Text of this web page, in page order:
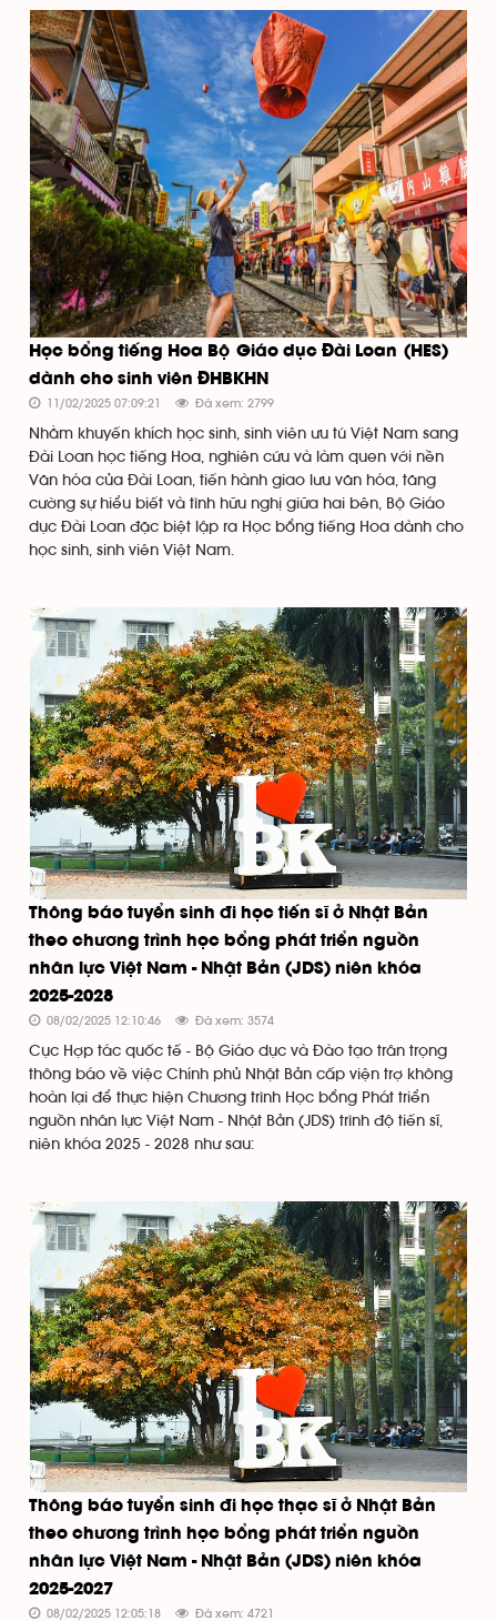
Học bổng tiếng Hoa Bộ Giáo dục Đài Loan (HES)
dành cho sinh viên ĐHBKHN
11/02/2025 07:09:21 Đã xem: 2799
Nhằm khuyến khích học sinh, sinh viên ưu tú Việt Nam sang
Đài Loan học tiếng Hoa, nghiên cứu và làm quen với nền
Văn hóa của Đài Loan, tiến hành giao lưu văn hóa, tăng
cường sự hiểu biết và tình hữu nghị giữa hai bên, Bộ Giáo
dục Đài Loan đặc biệt lập ra Học bổng tiếng Hoa dành cho
học sinh, sinh viên Việt Nam.
Thông báo tuyển sinh đi học tiến sĩ ở Nhật Bản
theo chương trình học bổng phát triển nguồn
nhân lực Việt Nam - Nhật Bản (JDS) niên khóa
2025-2028
08/02/2025 12:10:46 Đã xem: 3574
Cục Hợp tác quốc tế - Bộ Giáo dục và Đào tạo trân trọng
thông báo về việc Chính phủ Nhật Bản cấp viện trợ không
hoàn lại để thực hiện Chương trình Học bổng Phát triển
nguồn nhân lực Việt Nam - Nhật Bản (JDS) trình độ tiến sĩ,
niên khóa 2025 - 2028 như sau:
Thông báo tuyển sinh đi học thạc sĩ ở Nhật Bản
theo chương trình học bổng phát triển nguồn
nhân lực Việt Nam - Nhật Bản (JDS) niên khóa
2025-2027
08/02/2025 12:05:18 Đã xem: 4721